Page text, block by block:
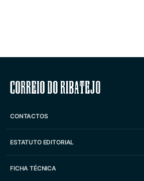
Correio do
CONTACTOS
ESTATUTO EDITORIAL
FICHA TÉCNICA